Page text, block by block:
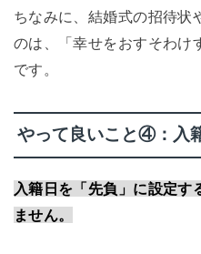
ちなみに、結婚式の招待状
のは、「幸せをおすそわけ
です。
やって良いこと④：入
入籍日を「先負」に設定す
ません。